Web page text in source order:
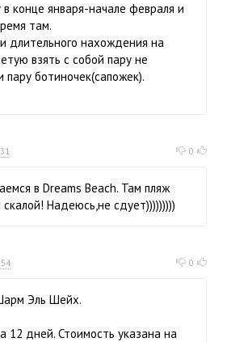
конце января-начале февраля и
там.
длительного нахождения на
взять с собой пару не
пару ботиночек(сапожек).
0
в Dreams Beach. Там пляж
Надеюсь,не сдует)))))))))
0
Эль Шейх.
12 дней. Стоимость указана на